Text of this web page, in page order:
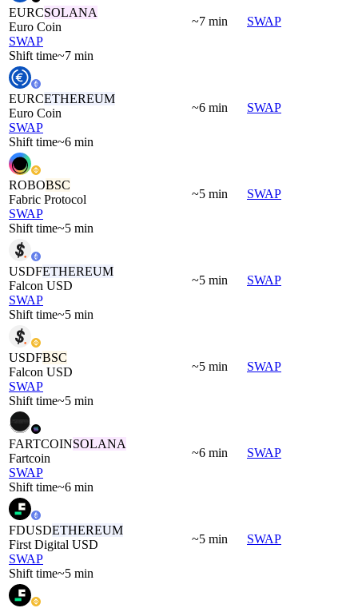
EURCSOLANA
Euro Coin
SWAP
Shift time~7 min
~7 min SWAP
EURCETHEREUM
Euro Coin
SWAP
Shift time~6 min
~6 min SWAP
ROBOBSC
Fabric Protocol
SWAP
Shift time~5 min
~5 min SWAP
USDFETHEREUM
Falcon USD
SWAP
Shift time~5 min
~5 min SWAP
USDFBSC
Falcon USD
SWAP
Shift time~5 min
~5 min SWAP
FARTCOINSOLANA
Fartcoin
SWAP
Shift time~6 min
~6 min SWAP
FDUSDETHEREUM
First Digital USD
SWAP
Shift time~5 min
~5 min SWAP